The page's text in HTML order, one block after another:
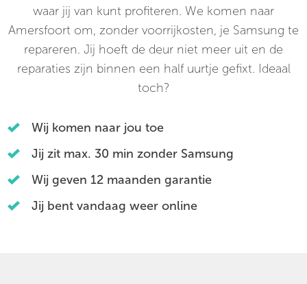
waar jij van kunt profiteren. We komen naar
Amersfoort om, zonder voorrijkosten, je Samsung te
repareren. Jij hoeft de deur niet meer uit en de
reparaties zijn binnen een half uurtje gefixt. Ideaal
toch?
Wij komen naar jou toe
Jij zit max. 30 min zonder Samsung
Wij geven 12 maanden garantie
Jij bent vandaag weer online